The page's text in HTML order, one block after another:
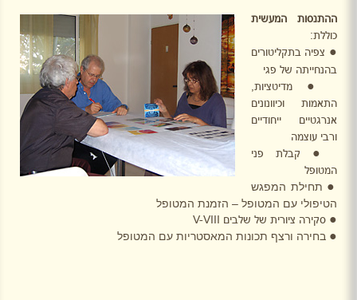
ההתנסות המעשית
כוללת:
● צפיה בתקליטורים
בהנחייתה של פגי
●
מדיטציות,
התאמות וכיוונונים
אנרגטיים ייחודיים
ורבי עוצמה
●
קבלת פני
המטופל
● תחילת המפגש
הטיפולי עם המטופל – הזמנת המטופל
● סקירה ציורית של שלבים V-VIII
● בחירה ורצף תכונות המאסטריות עם המטופל